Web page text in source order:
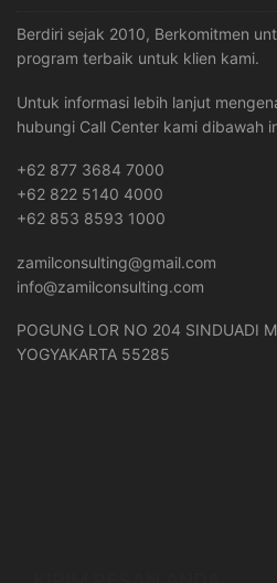
Berdiri sejak 2010, Berkomitmen
program terbaik untuk klien kami.
Untuk informasi lebih lanjut
hubungi Call Center kami dibawah
+62 877 3684 7000
+62 822 5140 4000
+62 853 8593 1000
zamilconsulting@gmail.com
info@zamilconsulting.com
POGUNG LOR NO 204 SINDUADI
YOGYAKARTA 55285